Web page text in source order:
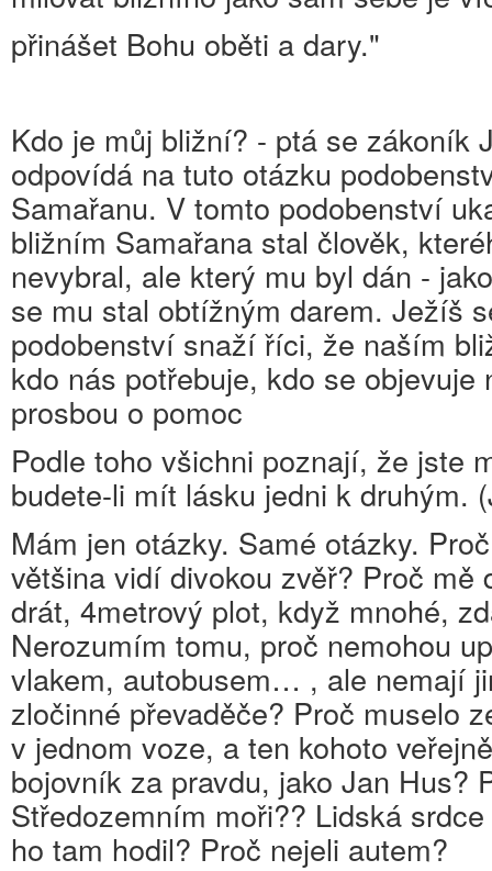
přinášet Bohu oběti a dary."
Kdo je můj bližní? - ptá se zákoník
odpovídá na tuto otázku
Samařanu. V tomto podobenství
bližním Samařana stal člověk,
nevybral, ale který mu byl dán -
se mu stal obtížným darem. Ježíš
podobenství snaží říci, že naším
kdo nás potřebuje, kdo se objevuje
prosbou o pomoc
Podle toho všichni poznají, že jste
budete-li mít lásku jedni k druhým.
Mám jen otázky. Samé otázky.
většina vidí divokou zvěř? Proč mě
drát, 4metrový plot, když mnohé,
Nerozumím tomu, proč nemohou
vlakem, autobusem… , ale nemají
zločinné převaděče? Proč muselo
v jednom voze, a ten kohoto
bojovník za pravdu, jako Jan Hus?
Středozemním moři?? Lidská
ho tam hodil? Proč nejeli autem?